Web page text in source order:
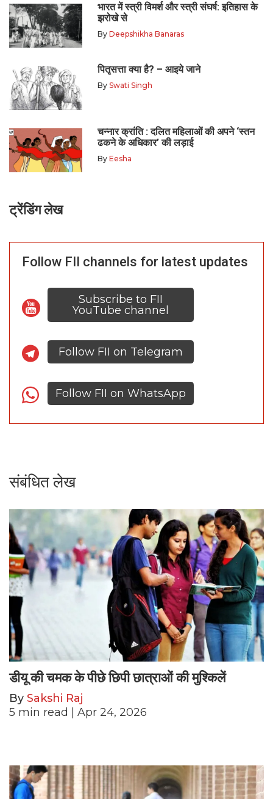
भारत में स्त्री विमर्श और स्त्री संघर्ष: इतिहास के
झरोखे से
By Deepshikha Banaras
पितृसत्ता क्या है? – आइये जाने
By Swati Singh
चन्नार क्रांति : दलित महिलाओं की अपने ‘स्तन
ढकने के अधिकार’ की लड़ाई
By Eesha
ट्रेंडिंग लेख
Follow FII channels for latest updates
Subscribe to FII
YouTube channel
Follow FII on Telegram
Follow FII on WhatsApp
संबंधित लेख
डीयू की चमक के पीछे छिपी छात्राओं की मुश्किलें
By Sakshi Raj
5 min read | Apr 24, 2026